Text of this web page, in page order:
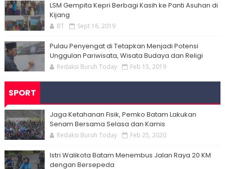
LSM Gempita Kepri Berbagi Kasih ke Panti Asuhan di
Kijang
BT Sept 16, 2019
Pulau Penyengat di Tetapkan Menjadi Potensi
Unggulan Pariwisata, Wisata Budaya dan Religi
Redaksi Buruh Today Feb 15, 2019
SPORT
Jaga Ketahanan Fisik, Pemko Batam Lakukan
Senam Bersama Selasa dan Kamis
Redaksi Buruh Today Feb 25, 2020
Istri Walikota Batam Menembus Jalan Raya 20 KM
dengan Bersepeda